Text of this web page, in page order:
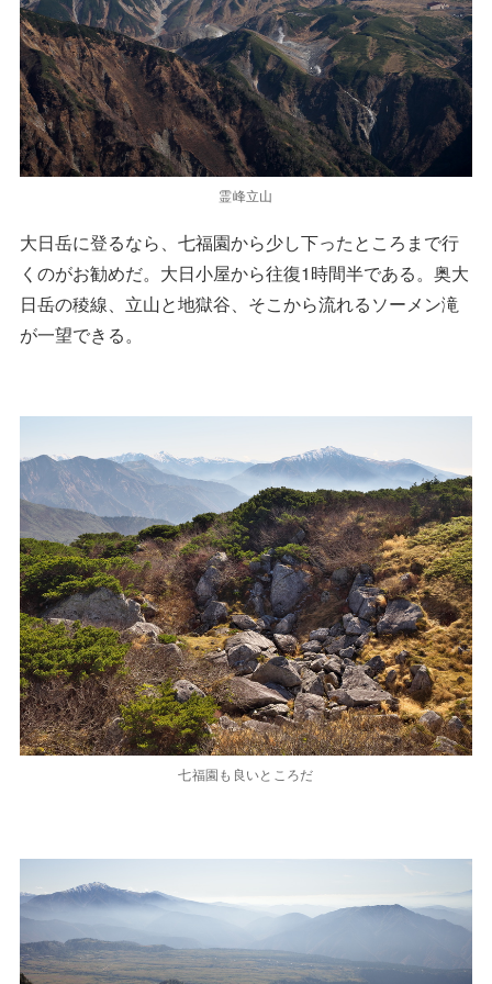
霊峰立山
大日岳に登るなら、七福園から少し下ったところまで行
くのがお勧めだ。大日小屋から往復1時間半である。奥大
日岳の稜線、立山と地獄谷、そこから流れるソーメン滝
が一望できる。
七福園も良いところだ